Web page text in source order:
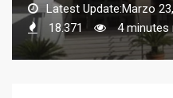
Latest Update:Marzo
18.371
4 minutes